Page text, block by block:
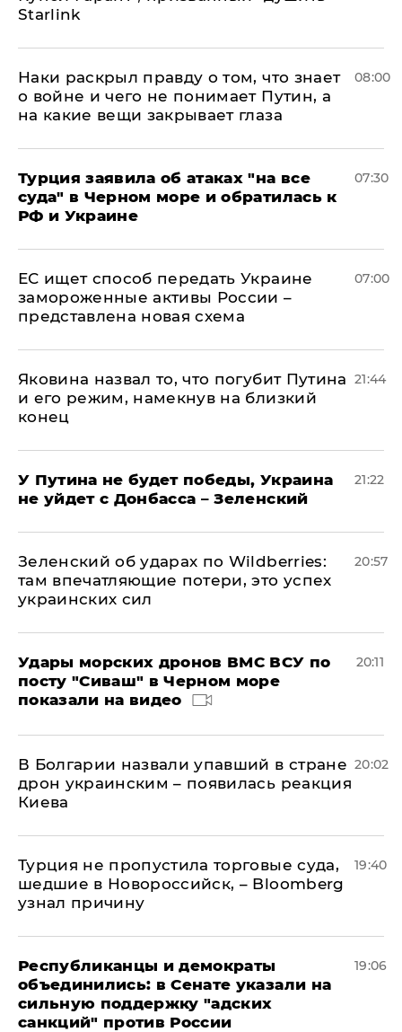
Starlink
Наки раскрыл правду о том, что знает
о войне и чего не понимает Путин, а
на какие вещи закрывает глаза
08:00
Турция заявила об атаках "на все
суда" в Черном море и обратилась к
РФ и Украине
07:30
ЕС ищет способ передать Украине
замороженные активы России –
представлена новая схема
07:00
Яковина назвал то, что погубит Путина
и его режим, намекнув на близкий
конец
21:44
У Путина не будет победы, Украина
не уйдет с Донбасса – Зеленский
21:22
Зеленский об ударах по Wildberries:
там впечатляющие потери, это успех
украинских сил
20:57
Удары морских дронов ВМС ВСУ по
посту "Сиваш" в Черном море
показали на видео
20:11
В Болгарии назвали упавший в стране
дрон украинским – появилась реакция
Киева
20:02
Турция не пропустила торговые суда,
шедшие в Новороссийск, – Bloomberg
узнал причину
19:40
Республиканцы и демократы
объединились: в Сенате указали на
сильную поддержку "адских
санкций" против России
19:06